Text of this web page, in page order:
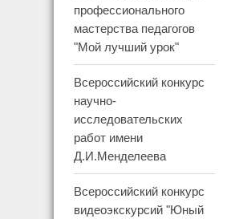
профессионального
мастерства педагогов
"Мой лучший урок"
Всероссийский конкурс
научно-
исследовательских
работ имени
Д.И.Менделеева
Всероссийский конкурс
видеоэкскурсий "Юный